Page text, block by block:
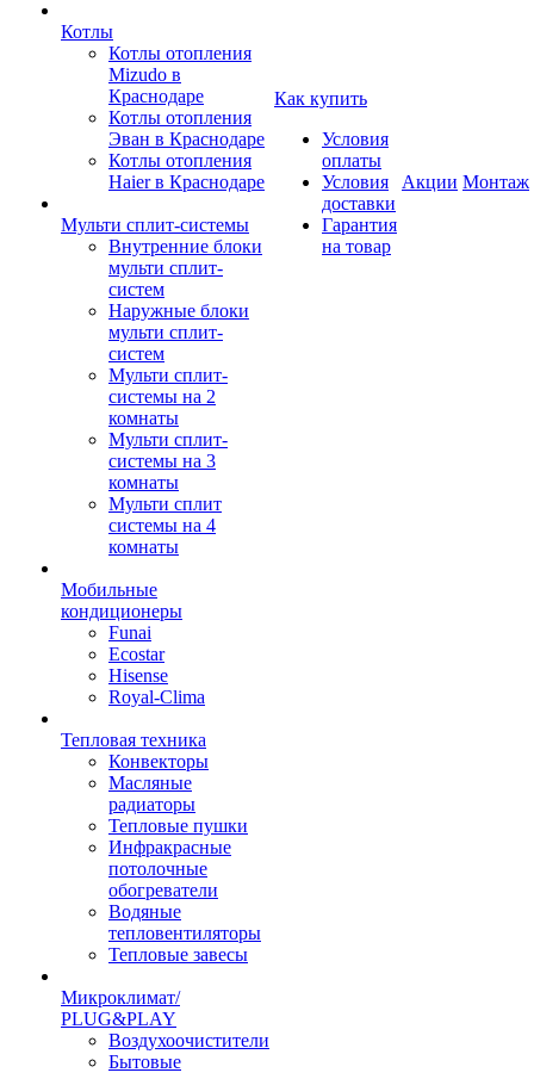
Котлы
Котлы отопления
Mizudo в
Краснодаре
Котлы отопления
Эван в Краснодаре
Котлы отопления
Haier в Краснодаре
Мульти сплит-системы
Внутренние блоки
мульти сплит-
систем
Наружные блоки
мульти сплит-
систем
Мульти сплит-
системы на 2
комнаты
Мульти сплит-
системы на 3
комнаты
Мульти сплит
системы на 4
комнаты
Мобильные
кондиционеры
Funai
Ecostar
Hisense
Royal-Clima
Тепловая техника
Конвекторы
Масляные
радиаторы
Тепловые пушки
Инфракрасные
потолочные
обогреватели
Водяные
тепловентиляторы
Тепловые завесы
Микроклимат/
PLUG&PLAY
Воздухоочистители
Бытовые
Как купить
Условия
оплаты
Условия
доставки
Гарантия
на товар
Акции Монтаж